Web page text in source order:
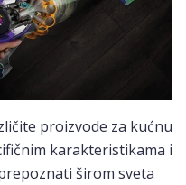
proizvode za kućnu
karakteristikama i
širom sveta